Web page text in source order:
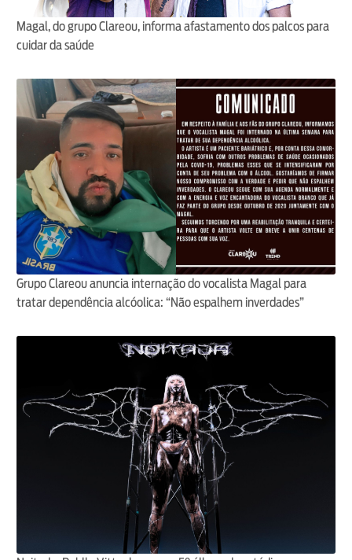
Magal, do grupo Clareou, informa afastamento dos palcos para
cuidar da saúde
Grupo Clareou anuncia internação do vocalista Magal para
tratar dependência alcóolica: “Não espalhem inverdades”